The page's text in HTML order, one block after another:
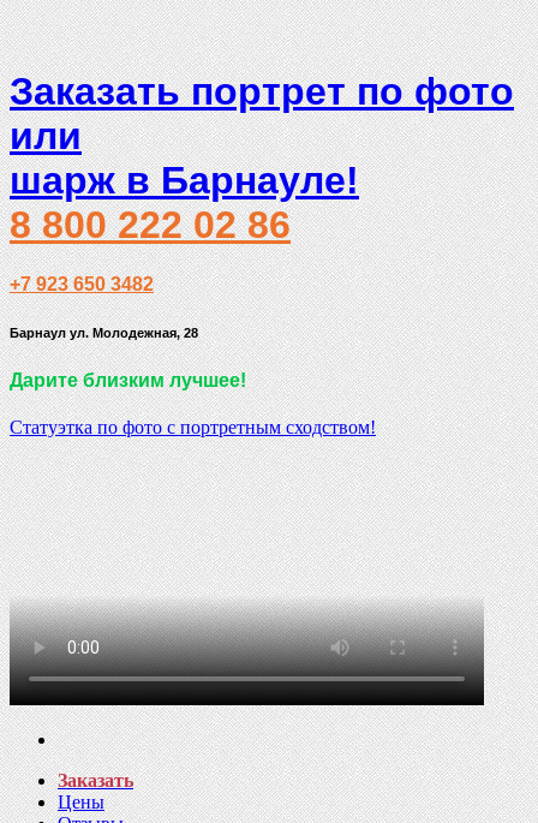
Заказать портрет по фото
или
шарж в Барнауле!
8 800 222 02 86
+7 923 650 3482
Барнаул ул. Молодежная, 28
Дарите близким лучшее!
Статуэтка по фото с портретным сходством!
Заказать
Цены